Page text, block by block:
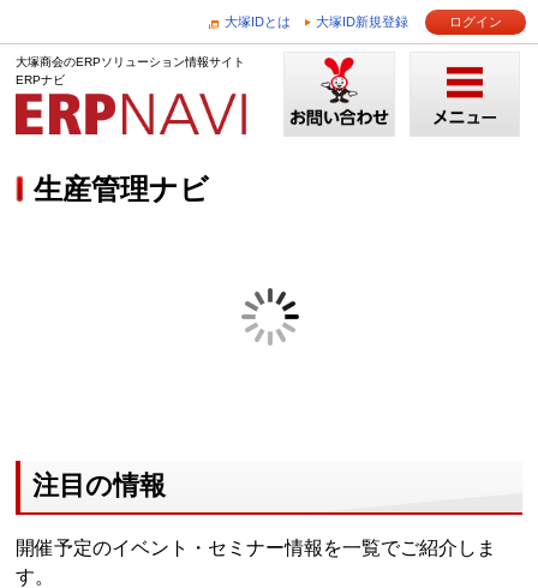
大塚IDとは 大塚ID新規登録 ログイン
大塚商会のERPソリューション情報サイト
ERPナビ
生産管理ナビ
注目の情報
開催予定のイベント・セミナー情報を一覧でご紹介しま
す。